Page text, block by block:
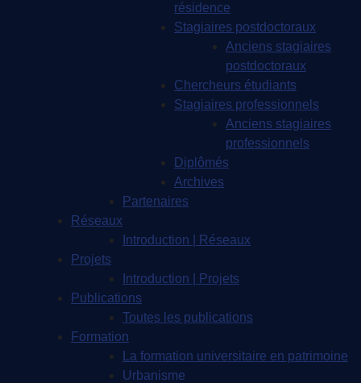
résidence
Stagiaires postdoctoraux
Anciens stagiaires
postdoctoraux
Chercheurs étudiants
Stagiaires professionnels
Anciens stagiaires
professionnels
Diplômés
Archives
Partenaires
Réseaux
Introduction | Réseaux
Projets
Introduction | Projets
Publications
Toutes les publications
Formation
La formation universitaire en patrimoine
Urbanisme